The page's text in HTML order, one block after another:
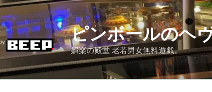
ピンボールのヘ
娯楽の殿堂 老若男女無料遊戯。